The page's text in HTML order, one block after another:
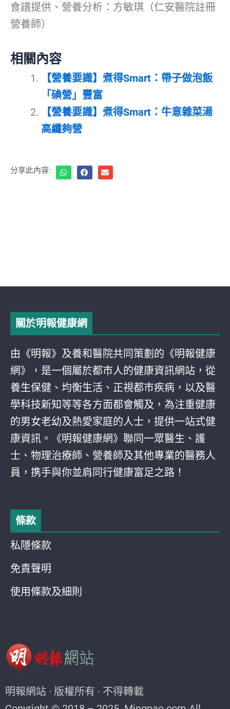
食譜提供、營養分析：方敏琪（仁安醫院註冊
營養師）
相關內容
【營養要識】煮得Smart：帶子做泡飯
「碘營」豐富
【營養要識】煮得Smart：牛意雜菜湯
高纖夠營
分享此內容:
關於明報健康網
由《明報》及養和醫院共同策劃的《明報健康
網》，是一個屬於都巿人的健康資訊網站，從
養生保健、均衡生活、正視都巿疾病，以及醫
學科技新知等等各方面都會觸及，為注重健康
的男女老幼及熱愛家庭的人士，提供一站式健
康資訊。《明報健康網》聯同一眾醫生、護
士、物理治療師、營養師及其他專業的醫務人
員，携手與你並肩同行健康富足之路！
條款
私隱條款
免責聲明
使用條款及細則
明報網站 · 版權所有 · 不得轉載